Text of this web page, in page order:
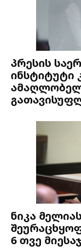
პრესის
ინსტიტუტი
ნიკა
6 თვე